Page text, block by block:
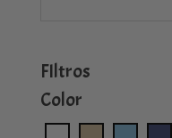
FIltros
Color